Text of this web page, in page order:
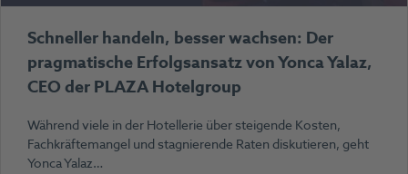
Schneller handeln, besser wachsen: Der
pragmatische Erfolgsansatz von Yonca Yalaz,
CEO der PLAZA Hotelgroup
Während viele in der Hotellerie über steigende Kosten,
Fachkräftemangel und stagnierende Raten diskutieren, geht
Yonca Yalaz…